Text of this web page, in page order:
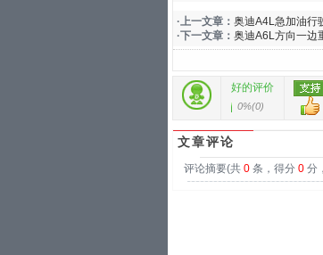
·上一文章： 奥迪A4L急加油行
·下一文章： 奥迪A6L方向一边
好的评价
0%(0)
文章评论
评论摘要(共 0 条，得分 0 分